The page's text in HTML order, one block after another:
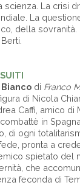
scienza. La crisi
La
della sovranità.
Bianco di Franco
di Nicola
Caffi, amico di
in
di ogni
pronta a
spietato del
che
feconda di